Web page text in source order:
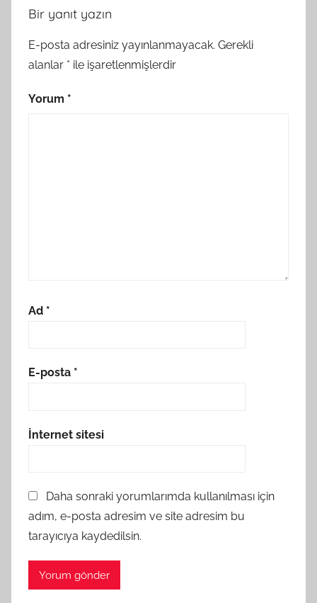
Bir yanıt yazın
E-posta adresiniz yayınlanmayacak. Gerekli
alanlar * ile işaretlenmişlerdir
Yorum *
Ad *
E-posta *
İnternet sitesi
Daha sonraki yorumlarımda kullanılması için
adım, e-posta adresim ve site adresim bu
tarayıcıya kaydedilsin.